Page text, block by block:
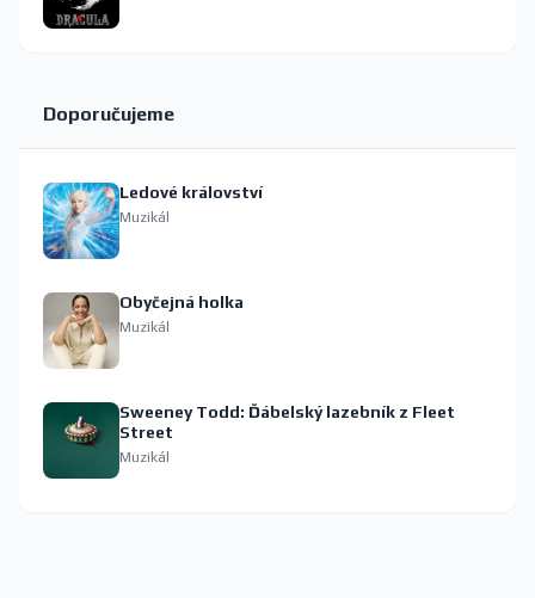
Doporučujeme
Ledové království
Muzikál
Obyčejná holka
Muzikál
Sweeney Todd: Ďábelský lazebník z Fleet
Street
Muzikál